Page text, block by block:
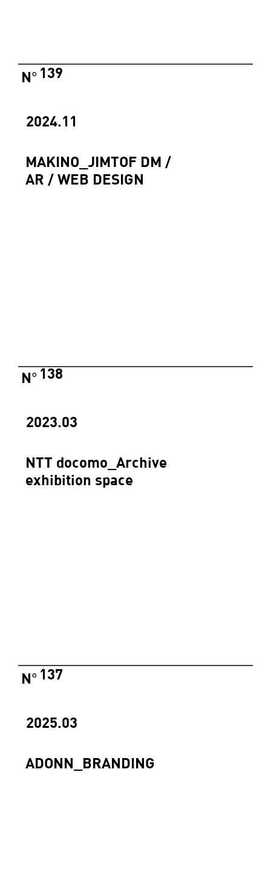
2024.11
MAKINO_JIMTOF DM /
AR / WEB DESIGN
139
N°
2023.03
NTT docomo_Archive
exhibition space
138
N°
2025.03
ADONN_BRANDING
137
N°